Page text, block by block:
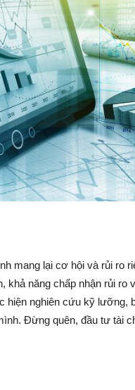
mang lại cơ hội và rủi ro
khả năng chấp nhận rủi
hiện nghiên cứu kỹ lưỡng,
Đừng quên, đầu tư tài